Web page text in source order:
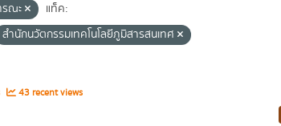
รณะ
แท็ค:
สำนักนวัตกรรมเทคโนโลยีภูมิสารสนเทศ
43 recent views